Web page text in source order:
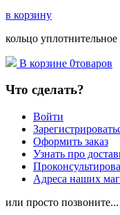
в корзину
кольцо уплотнительное
В корзине 0товаров
Что сделать?
Войти
Оформить заказ
Узнать про
Адреса наших
или просто позвоните...